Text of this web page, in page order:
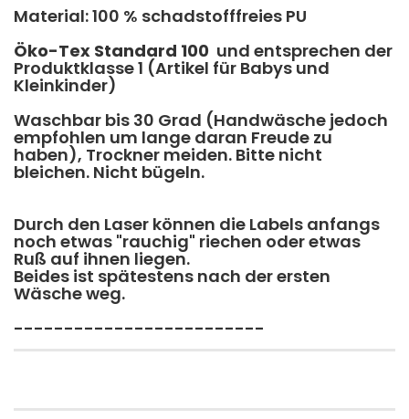
Material: 100 % schadstofffreies PU
Öko-Tex Standard 100 und entsprechen der
Produktklasse 1 (Artikel für Babys und
Kleinkinder)
Waschbar bis 30 Grad (Handwäsche jedoch
empfohlen um lange daran Freude zu
haben), Trockner meiden. Bitte nicht
bleichen. Nicht bügeln.
Durch den Laser können die Labels anfangs
noch etwas "rauchig" riechen oder etwas
Ruß auf ihnen liegen.
​Beides ist spätestens nach der ersten
Wäsche weg.
-------------------------